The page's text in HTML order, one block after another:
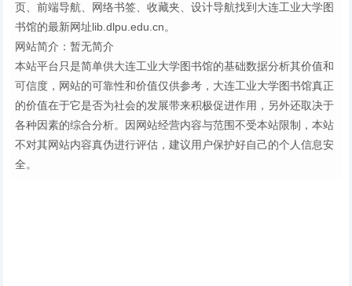
页、前端导航、网络书签、收藏夹、设计导航找到大连工业大学图
书馆的最新网址lib.dlpu.edu.cn。
网站简介：暂无简介
本站平台只是简单供大连工业大学图书馆的基础数据分析其价值和
可信度，网站的可靠性和价值仅供参考，大连工业大学图书馆真正
的价值在于它是否为社会的发展带来积极促进作用，另外还取决于
各种因素的综合分析。因网站经营内容与范围不受本站限制，本站
不对其网站内容真伪进行评估，建议用户保护好自己的个人信息安
全。